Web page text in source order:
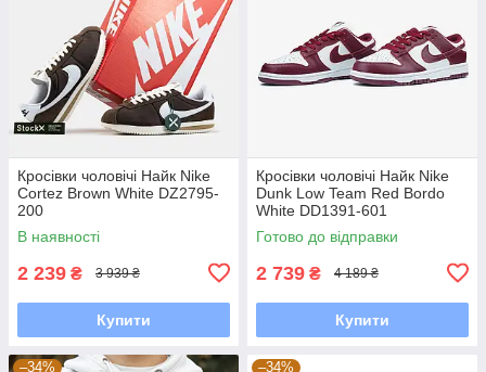
Кросівки чоловічі Найк Nike
Cortez Brown White DZ2795-
200
В наявності
2 239 ₴ 3 939 ₴
Купити
Кросівки чоловічі Найк Nike
Dunk Low Team Red Bordo
White DD1391-601
Готово до відправки
2 739 ₴ 4 189 ₴
Купити
–34% –34%